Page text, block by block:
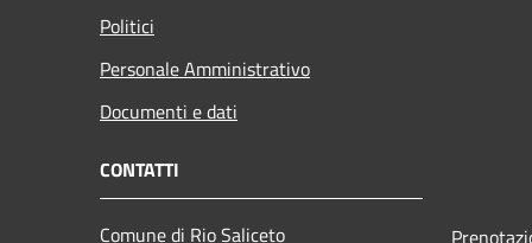
Politici
Personale Amministrativo
Documenti e dati
CONTATTI
Comune di Rio Saliceto